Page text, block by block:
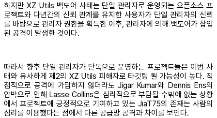
하지만 XZ Utils 백도어 사태는 단일 관리자로 운영되는 오픈소스 프
로젝트와 다년간의 신뢰 관계를 유지한 사용자가 단일 관리자의 신뢰
를 바탕으로 관리자 권한을 획득한 이후, 관리자에 의해 백도어가 삽입
된 공격이 발생한 것이다.
따라서 향후 단일 관리자가 단독으로 운영하는 프로젝트들은 이번 사
태와 유사하게 제2의 XZ Utils 피해자로 타깃팅 될 가능성이 높다. 직
접적으로 공격에 가담하지 않더라도 Jigar Kumar와 Dennis Ens의
압박으로 인해 Lasse Collins은 심리적으로 부담될 수밖에 없는 상황
에서 프로젝트에 긍정적으로 기여하고 있는 JiaT75의 존재는 사람의
심리를 이용했다는 점에서 다른 공급망 공격과 차이를 보인다.